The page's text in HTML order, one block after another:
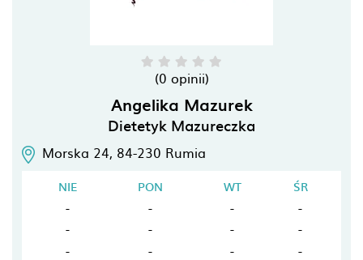
(0 opinii)
Angelika Mazurek
Dietetyk Mazureczka
Morska 24, 84-230 Rumia
NIE PON WT
ŚR
-
- -
-
-
- -
-
-
- -
-